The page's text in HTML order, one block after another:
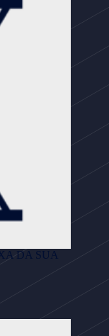
DA SUA